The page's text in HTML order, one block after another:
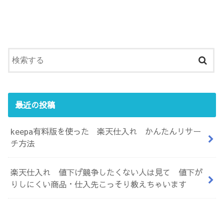
最近の投稿
keepa有料版を使った 楽天仕入れ かんたんリサー
チ方法
楽天仕入れ 値下げ競争したくない人は見て 値下が
りしにくい商品・仕入先こっそり教えちゃいます